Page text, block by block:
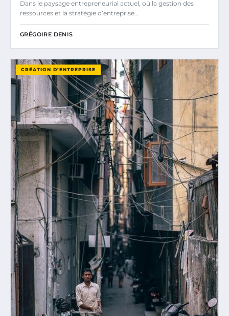
Dans le paysage entrepreneurial actuel, où la gestion des
ressources et la stratégie d’entreprise…
GRÉGOIRE DENIS
CRÉATION D’ENTREPRISE